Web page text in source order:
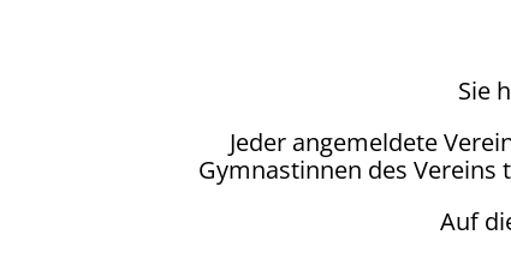
Sie
Jeder angemeldete
Gymnastinnen des Vereins
Auf